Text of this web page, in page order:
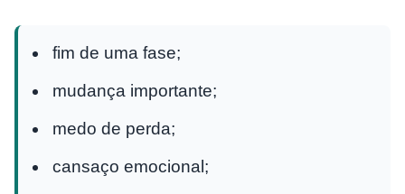
fim de uma fase;
mudança importante;
medo de perda;
cansaço emocional;